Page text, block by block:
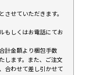
せていただきます。
もしくはお電話にてお
計金額より梱包手数
します。また、ご注文
合わせて差し引かせて